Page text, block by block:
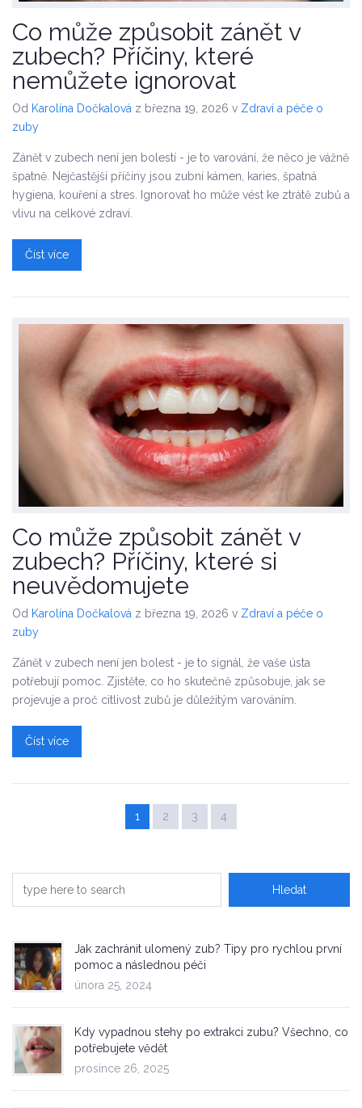
Co může způsobit zánět v
zubech? Příčiny, které
nemůžete ignorovat
Od Karolína Dočkalová z března 19, 2026 v Zdraví a péče o
zuby
Zánět v zubech není jen bolestí - je to varování, že něco je vážně
špatně. Nejčastější příčiny jsou zubní kámen, karies, špatná
hygiena, kouření a stres. Ignorovat ho může vést ke ztrátě zubů a
vlivu na celkové zdraví.
Číst více
Co může způsobit zánět v
zubech? Příčiny, které si
neuvědomujete
Od Karolína Dočkalová z března 19, 2026 v Zdraví a péče o
zuby
Zánět v zubech není jen bolest - je to signál, že vaše ústa
potřebují pomoc. Zjistěte, co ho skutečně způsobuje, jak se
projevuje a proč citlivost zubů je důležitým varováním.
Číst více
1 2 3 4
Jak zachránit ulomený zub? Tipy pro rychlou první
pomoc a následnou péči
února 25, 2024
Kdy vypadnou stehy po extrakci zubu? Všechno, co
potřebujete vědět
prosince 26, 2025